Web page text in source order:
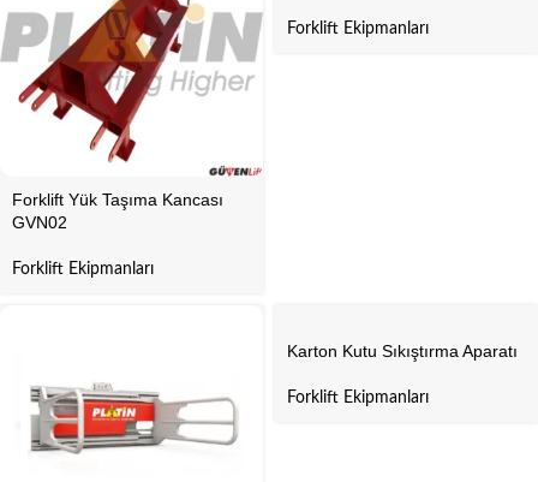
Forklift Yük Taşıma Kancası
GVN02
Forklift Ekipmanları
Forklift Ekipmanları
Karton Kutu Sıkıştırma Aparatı
Forklift Ekipmanları